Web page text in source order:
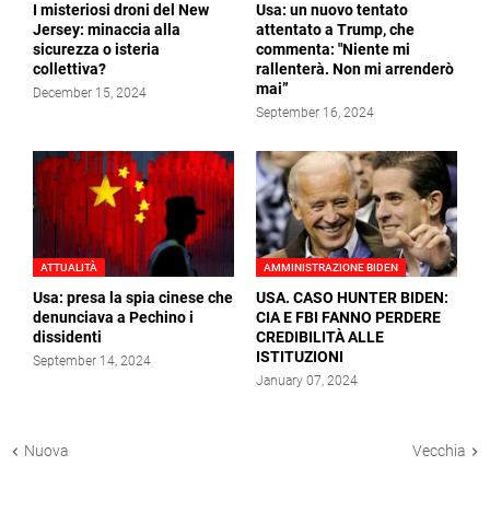
I misteriosi droni del New
Jersey: minaccia alla
sicurezza o isteria
collettiva?
December 15, 2024
Usa: un nuovo tentato
attentato a Trump, che
commenta: "Niente mi
rallenterà. Non mi arrenderò
mai”
September 16, 2024
ATTUALITÀ
Usa: presa la spia cinese che
denunciava a Pechino i
dissidenti
September 14, 2024
AMMINISTRAZIONE BIDEN
USA. CASO HUNTER BIDEN:
CIA E FBI FANNO PERDERE
CREDIBILITÀ ALLE
ISTITUZIONI
January 07, 2024
Nuova Vecchia